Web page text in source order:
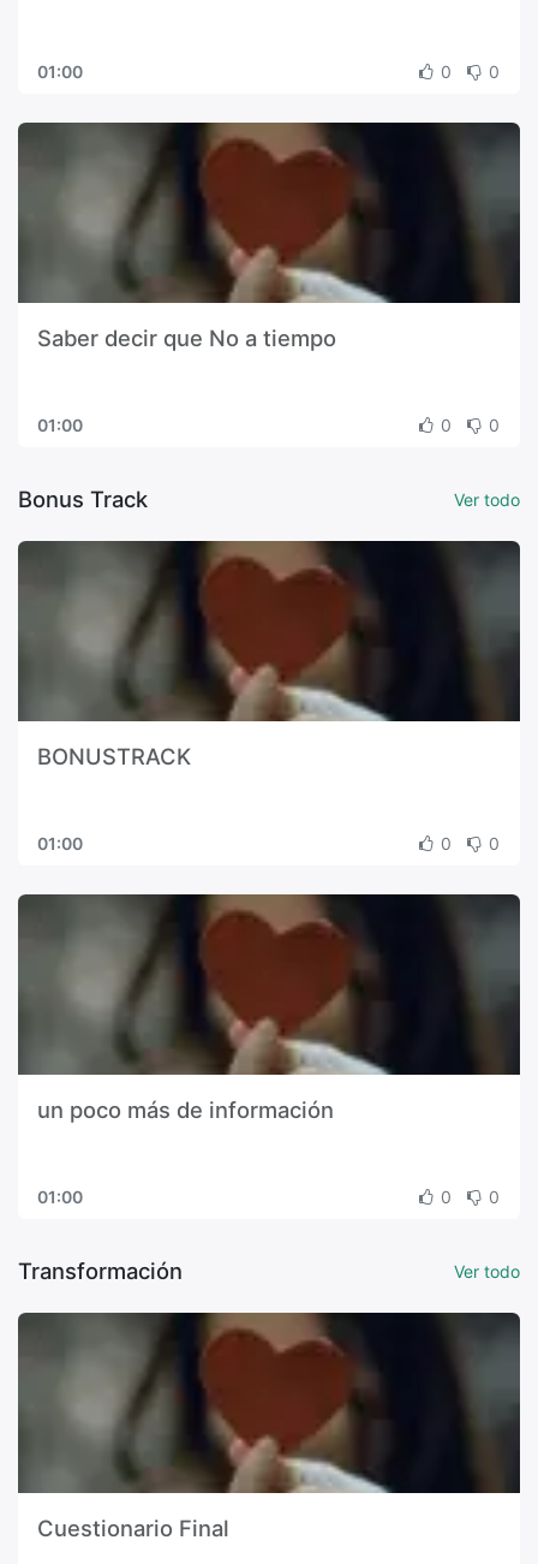
01:00 0 0
Saber decir que No a tiempo
01:00 0 0
Bonus Track Ver todo
BONUSTRACK
01:00 0 0
un poco más de información
01:00 0 0
Transformación Ver todo
Cuestionario Final